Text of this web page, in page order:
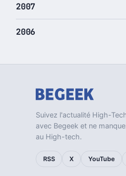
2007
2006
Suivez l'actualité High-
avec Begeek et ne
au High-tech.
RSS X YouTube